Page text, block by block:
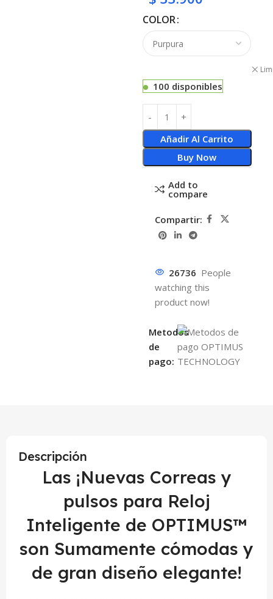
COLOR
100 disponibles
Añadir Al Carrito
Buy Now
Add to
compare
Compartir:
26736 People
watching this
product now!
Metodos
de
pago:
Descripción
Las ¡Nuevas Correas y
pulsos para Reloj
Inteligente de OPTIMUS™
son Sumamente cómodas y
de gran diseño elegante!